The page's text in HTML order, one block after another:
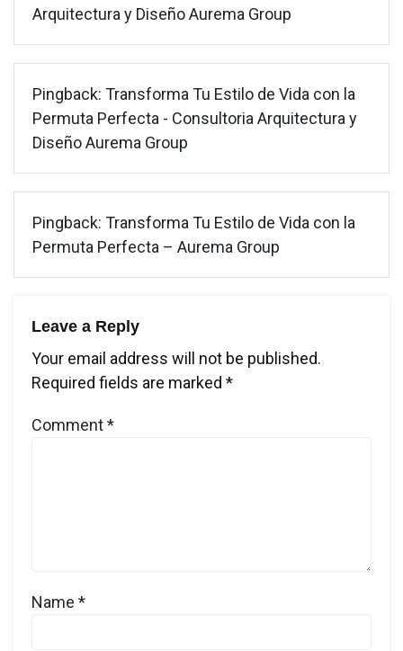
Arquitectura y Diseño Aurema Group
Pingback: Transforma Tu Estilo de Vida con la
Permuta Perfecta - Consultoria Arquitectura y
Diseño Aurema Group
Pingback: Transforma Tu Estilo de Vida con la
Permuta Perfecta – Aurema Group
Leave a Reply
Your email address will not be published.
Required fields are marked *
Comment*
Name *